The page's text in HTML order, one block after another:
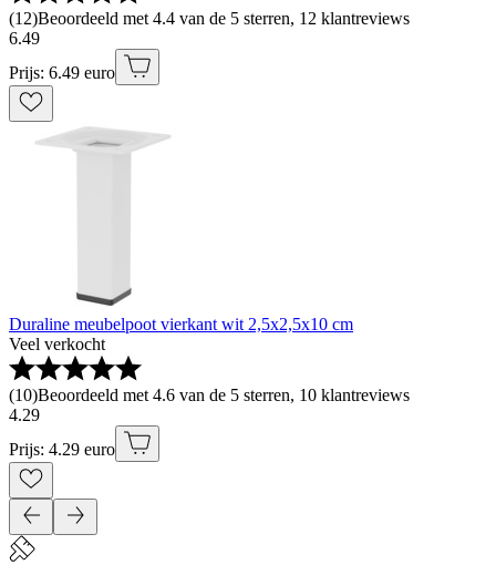
(12)Beoordeeld met 4.4 van de 5 sterren, 12 klantreviews
6.49
Prijs: 6.49 euro
Duraline meubelpoot vierkant wit 2,5x2,5x10 cm
Veel verkocht
(10)Beoordeeld met 4.6 van de 5 sterren, 10 klantreviews
4.29
Prijs: 4.29 euro